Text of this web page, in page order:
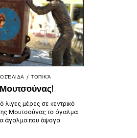
/ ΤΟΠΙΚΆ
λίγες μέρες σε κεντρικό
Μουτσούνας το άγαλμα
άγαλμα που άψογα